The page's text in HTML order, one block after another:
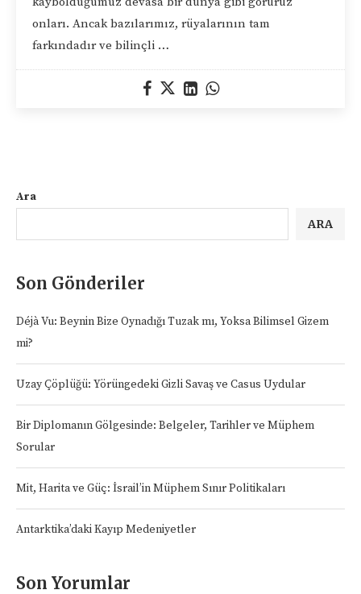
onları. Ancak bazılarımız, rüyalarının tam
farkındadır ve bilinçli …
Ara
ARA
Son Gönderiler
Déjà Vu: Beynin Bize Oynadığı Tuzak mı, Yoksa Bilimsel Gizem
mi?
Uzay Çöplüğü: Yörüngedeki Gizli Savaş ve Casus Uydular
Bir Diplomanın Gölgesinde: Belgeler, Tarihler ve Müphem
Sorular
Mit, Harita ve Güç: İsrail’in Müphem Sınır Politikaları
Antarktika’daki Kayıp Medeniyetler
Son Yorumlar